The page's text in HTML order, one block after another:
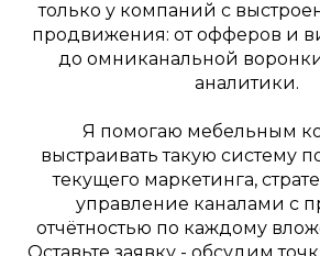
только у компаний с
продвижения: от офферов и
до омниканальной
аналитики.
Я помогаю мебельным
выстраивать такую систему
текущего маркетинга,
управление каналами с
отчётностью по каждому